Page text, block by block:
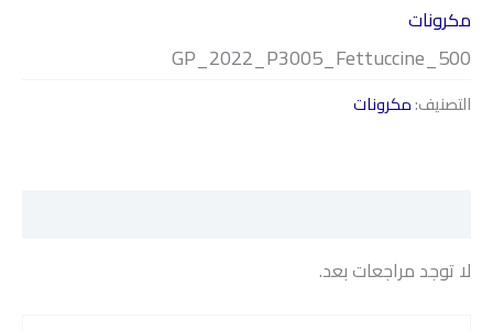
مكرونات
GP_2022_P3005_Fettuccine_500
التصنيف:مكرونات
لا توجد مراجعات بعد.